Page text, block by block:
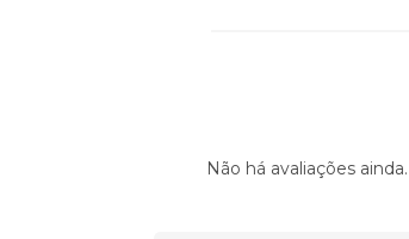
Não há avaliações ainda.